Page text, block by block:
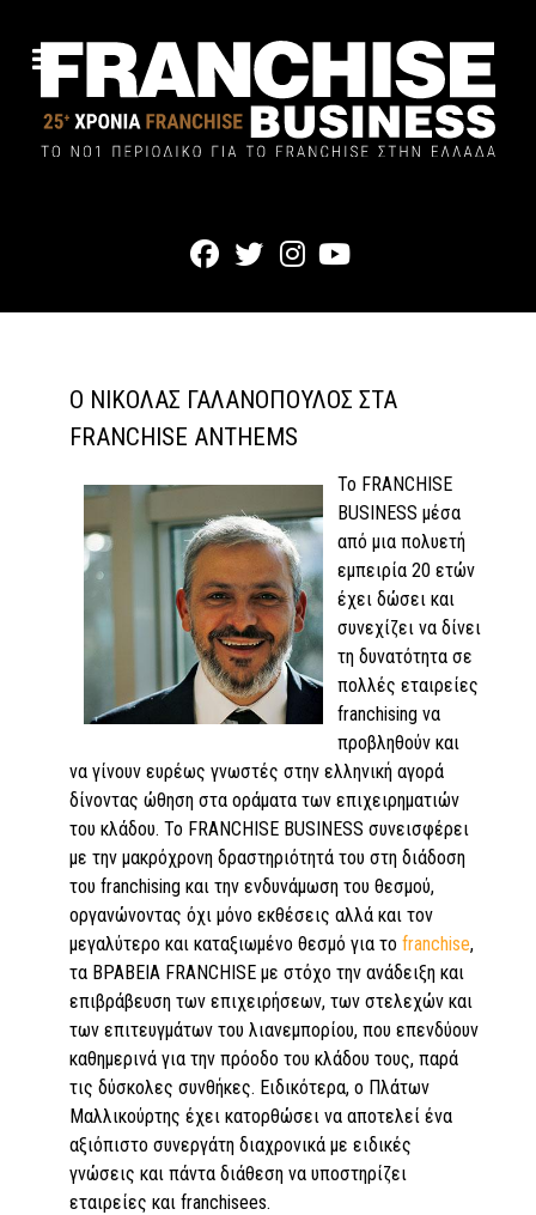
Ο ΝΙΚΌΛΑΣ ΓΑΛΑΝΌΠΟΥΛΟΣ ΣΤΑ
FRANCHISE ANTHEMS
Το FRANCHISE
BUSINESS μέσα
από μια πολυετή
εμπειρία 20 ετών
έχει δώσει και
συνεχίζει να δίνει
τη δυνατότητα σε
πολλές εταιρείες
franchising να
προβληθούν και
να γίνουν ευρέως γνωστές στην ελληνική αγορά
δίνοντας ώθηση στα οράματα των επιχειρηματιών
του κλάδου. Το FRANCHISE BUSINESS συνεισφέρει
με την μακρόχρονη δραστηριότητά του στη διάδοση
του franchising και την ενδυνάμωση του θεσμού,
οργανώνοντας όχι μόνο εκθέσεις αλλά και τον
μεγαλύτερο και καταξιωμένο θεσμό για το franchise,
τα ΒΡΑΒΕΙΑ FRANCHISE με στόχο την ανάδειξη και
επιβράβευση των επιχειρήσεων, των στελεχών και
των επιτευγμάτων του λιανεμπορίου, που επενδύουν
καθημερινά για την πρόοδο του κλάδου τους, παρά
τις δύσκολες συνθήκες. Ειδικότερα, ο Πλάτων
Μαλλικούρτης έχει κατορθώσει να αποτελεί ένα
αξιόπιστο συνεργάτη διαχρονικά με ειδικές
γνώσεις και πάντα διάθεση να υποστηρίζει
εταιρείες και franchisees.